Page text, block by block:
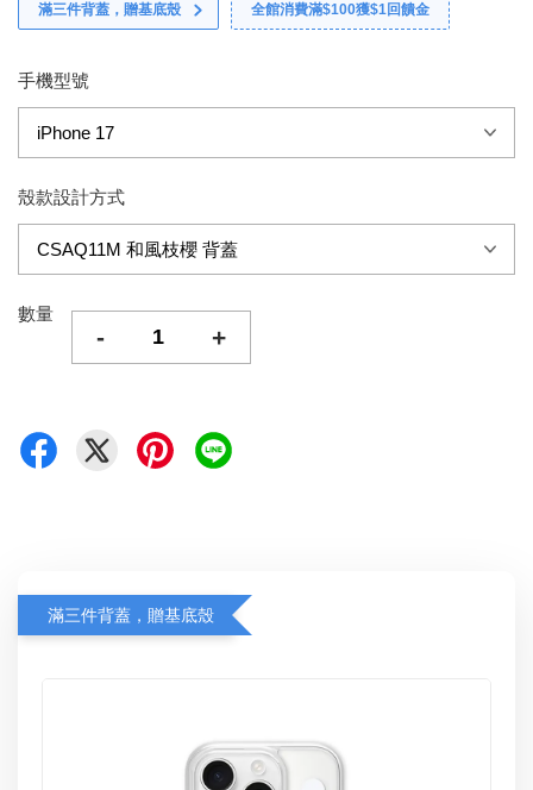
滿三件背蓋，贈基底殼 全館消費滿$100獲$1回饋金
手機型號
殼款設計方式
數量
- +
滿三件背蓋，贈基底殼